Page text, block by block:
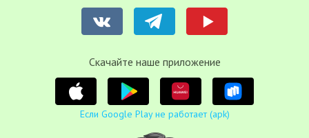
Cкачайте наше приложение
Если Google Play не работает (apk)